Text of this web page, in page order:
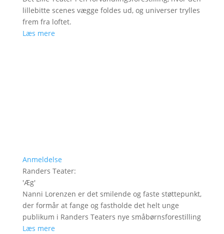
lillebitte scenes vægge foldes ud, og universer trylles
frem fra loftet.
Læs mere
Anmeldelse
Randers Teater:
'Æg'
Nanni Lorenzen er det smilende og faste støttepunkt,
der formår at fange og fastholde det helt unge
publikum i Randers Teaters nye småbørnsforestilling
Læs mere